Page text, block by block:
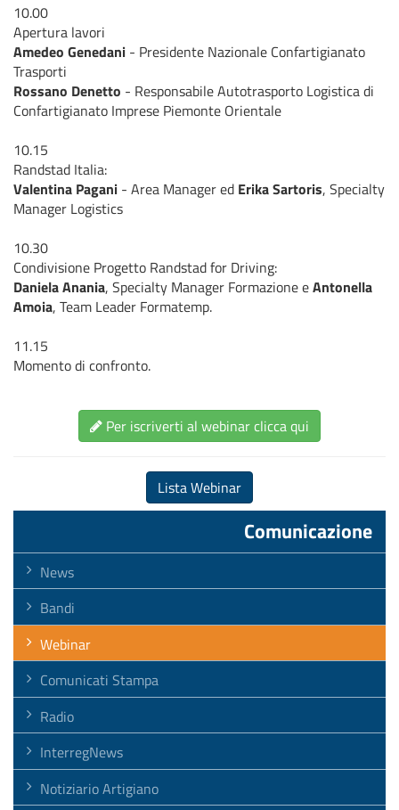
10.00
Apertura lavori
Amedeo Genedani - Presidente Nazionale Confartigianato
Trasporti
Rossano Denetto - Responsabile Autotrasporto Logistica di
Confartigianato Imprese Piemonte Orientale
10.15
Randstad Italia:
Valentina Pagani - Area Manager ed Erika Sartoris, Specialty
Manager Logistics
10.30
Condivisione Progetto Randstad for Driving:
Daniela Anania, Specialty Manager Formazione eAntonella
Amoia, Team Leader Formatemp.
11.15
Momento di confronto.
Per iscriverti al webinar clicca qui
Lista Webinar
Comunicazione
News
Bandi
Webinar
Comunicati Stampa
Radio
InterregNews
Notiziario Artigiano